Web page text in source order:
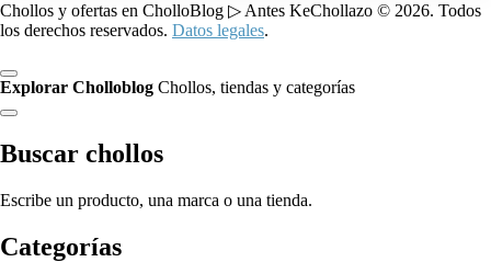
Chollos y ofertas en CholloBlog ▷ Antes KeChollazo © 2026. Todos
los derechos reservados. Datos legales.
Explorar Cholloblog Chollos, tiendas y categorías
Buscar chollos
Escribe un producto, una marca o una tienda.
Categorías